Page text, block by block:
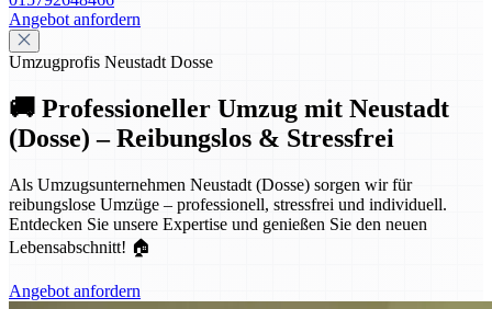
Angebot anfordern
Umzugprofis Neustadt Dosse
🚚 Professioneller Umzug mit Neustadt
(Dosse) – Reibungslos & Stressfrei
Als Umzugsunternehmen Neustadt (Dosse) sorgen wir für
reibungslose Umzüge – professionell, stressfrei und individuell.
Entdecken Sie unsere Expertise und genießen Sie den neuen
Lebensabschnitt! 🏠
Angebot anfordern